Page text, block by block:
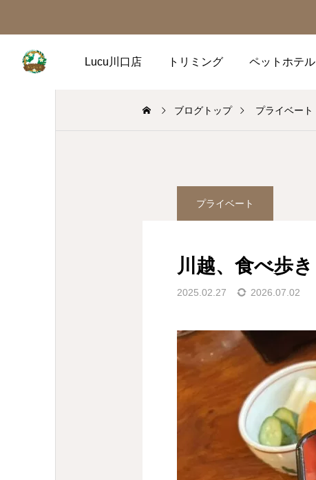
Lucu川口店 トリミング ペットホテル
ブログトップ プライベート
プライベート
川越、食べ歩き
2025.02.27 2026.07.02